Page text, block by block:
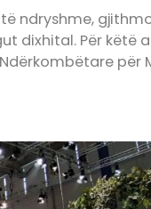
ndryshme,
dixhital. Për këtë
për